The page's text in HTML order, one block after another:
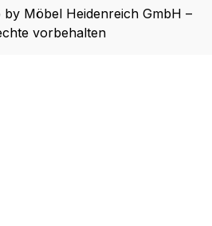
Möbel Heidenreich GmbH –
vorbehalten